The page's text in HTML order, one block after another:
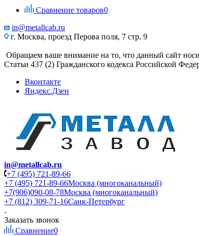
Сравнение товаров0
in@metallcab.ru
г. Москва, проезд Перова поля, 7 стр. 9
Обращаем ваше внимание на то, что данный сайт
Статьи 437 (2) Гражданского кодекса Российской
Вконтакте
Яндекс.Дзен
in@metallcab.ru
+7 (495) 721-89-66
+7 (495) 721-89-66Москва (многоканальный)
+7(906)090-08-78Москва (многоканальный)
+7 (812) 309-71-16Санк-Петербург
Заказать звонок
Сравнение0